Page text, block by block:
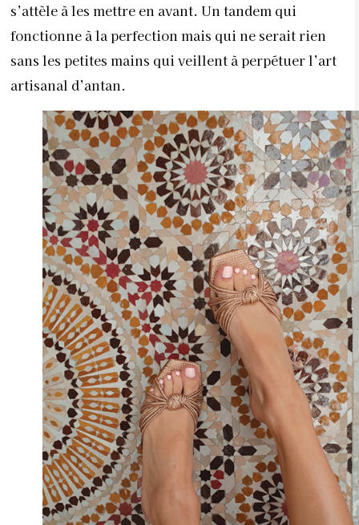
s’attèle à les mettre en avant. Un tandem qui
fonctionne à la perfection mais qui ne serait rien
sans les petites mains qui veillent à perpétuer l’art
artisanal d’antan.